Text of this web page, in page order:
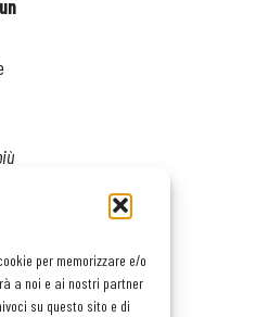
per memorizzare e/o
a noi e ai nostri partner
su questo sito e di